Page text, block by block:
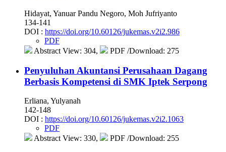
Hidayat, Yanuar Pandu Negoro, Moh Jufriyanto
134-141
DOI : https://doi.org/10.60126/jukemas.v2i2.986
PDF
Abstract View: 304,
PDF /Download: 275
Penyuluhan Akuntansi Perusahaan Dagang
Berbasis Kompetensi di SMK Iptek Serpong
Erliana, Yulyanah
142-148
DOI : https://doi.org/10.60126/jukemas.v2i2.1063
PDF
Abstract View: 330,
PDF /Download: 255